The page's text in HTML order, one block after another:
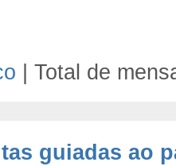
| Total de
guiadas ao